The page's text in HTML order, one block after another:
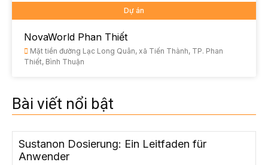
Dự án
NovaWorld Phan Thiết
Mặt tiền đường Lạc Long Quân, xã Tiến Thành, TP. Phan
Thiết, Bình Thuận
Bài viết nổi bật
Sustanon Dosierung: Ein Leitfaden für
Anwender